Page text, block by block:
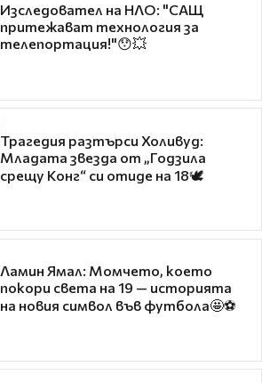
Изследовател на НЛО: "САЩ
притежават технология за
телепортация!"😯💥
Трагедия разтърси Холивуд:
Младата звезда от „Годзила
срещу Конг“ си отиде на 18🕊️
Ламин Ямал: Момчето, което
покори света на 19 — историята
на новия символ във футбола🤩⚽